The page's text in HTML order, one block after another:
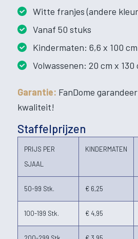
Witte franjes (andere
Vanaf 50 stuks
Kindermaten: 6,6 x 100 cm
Volwassenen: 20 cm x 130
Garantie: FanDome
kwaliteit!
Staffelprijzen
PRIJS PER
SJAAL
KINDERMATEN
50-99 Stk. € 6,25
100-199 Stk. € 4,95